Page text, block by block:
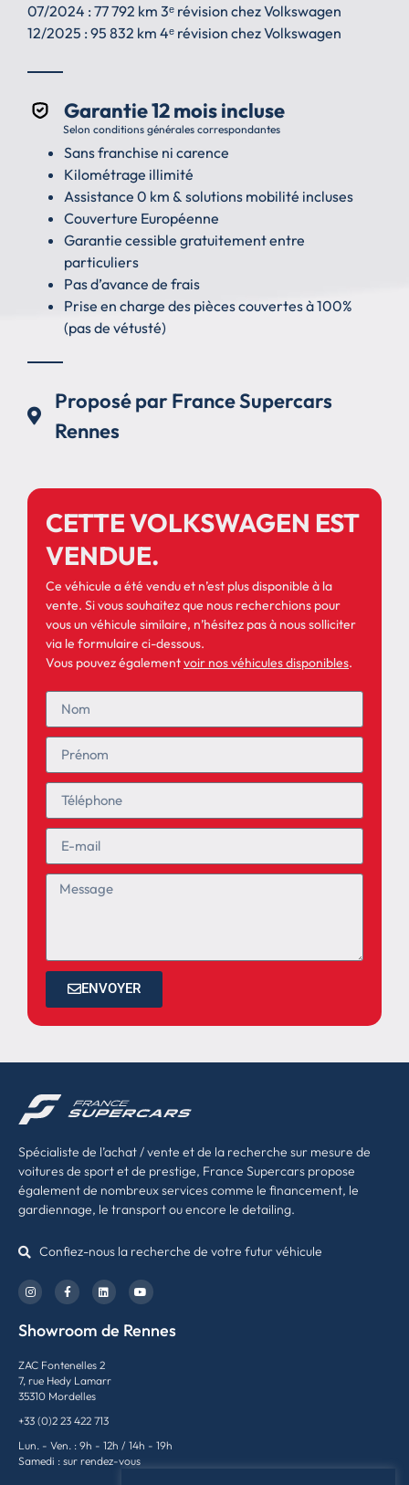
07/2024 : 77 792 km 3ᵉ révision chez Volkswagen
12/2025 : 95 832 km 4ᵉ révision chez Volkswagen
Garantie 12 mois incluse
Selon conditions générales correspondantes
Sans franchise ni carence
Kilométrage illimité
Assistance 0 km & solutions mobilité incluses
Couverture Européenne
Garantie cessible gratuitement entre
particuliers
Pas d’avance de frais
Prise en charge des pièces couvertes à 100%
(pas de vétusté)
Proposé par France Supercars
Rennes
CETTE VOLKSWAGEN EST
VENDUE.
Ce véhicule a été vendu et n’est plus disponible à la
vente. Si vous souhaitez que nous recherchions pour
vous un véhicule similaire, n’hésitez pas à nous solliciter
via le formulaire ci-dessous.
Vous pouvez égalementvoir nos véhicules disponibles.
ENVOYER
Spécialiste de l’achat / vente et de la recherche sur mesure de
voitures de sport et de prestige, France Supercars propose
également de nombreux services comme le financement, le
gardiennage, le transport ou encore le detailing.
Confiez-nous la recherche de votre futur véhicule
Showroom de Rennes
ZAC Fontenelles 2
7, rue Hedy Lamarr
35310 Mordelles
+33 (0)2 23 422 713
Lun. - Ven. : 9h - 12h / 14h - 19h
Samedi : sur rendez-vous